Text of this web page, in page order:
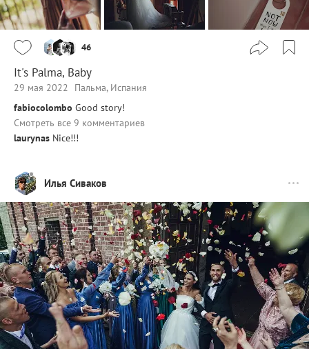
46
It's Palma, Baby
29 мая 2022
Пальма, Испания
fabiocolombo Good story!
Смотреть все 9 комментариев
laurynas Nice!!!
Илья Сиваков